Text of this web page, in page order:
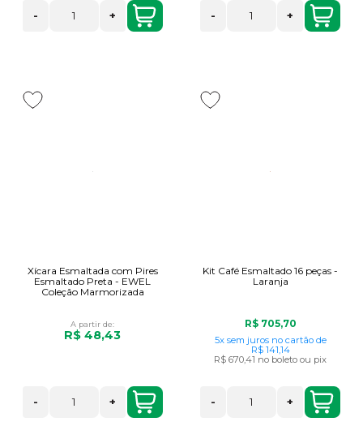
- + - +
Xícara Esmaltada com Pires
Esmaltado Preta - EWEL
Coleção Marmorizada
A partir de:
R$ 48,43
- +
Kit Café Esmaltado 16 peças -
Laranja
R$ 705,70
5x sem juros no cartãode
R$ 141,14
R$ 670,41 no boleto ou pix
- +